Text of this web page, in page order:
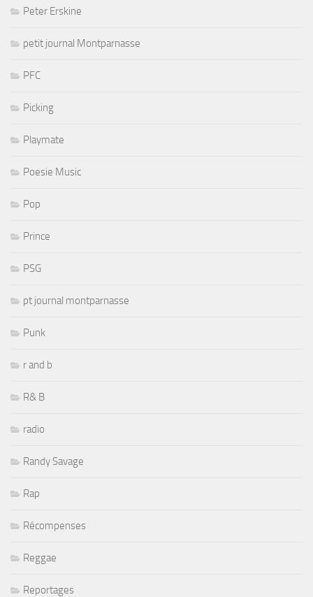
Peter Erskine
petit journal Montparnasse
PFC
Picking
Playmate
Poesie Music
Pop
Prince
PSG
pt journal montparnasse
Punk
r and b
R& B
radio
Randy Savage
Rap
Récompenses
Reggae
Reportages